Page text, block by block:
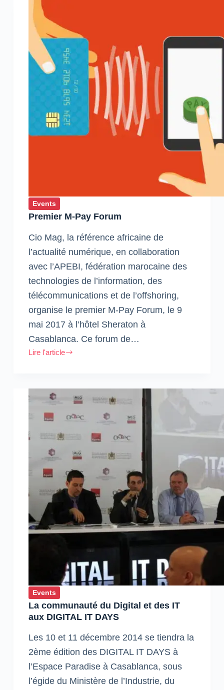
2ème
édition
AITEX
Events
Premier M-Pay Forum
Cio Mag, la référence africaine de
l’actualité numérique, en collaboration
avec l’APEBI, fédération marocaine des
technologies de l’information, des
télécommunications et de l’offshoring,
organise le premier M-Pay Forum, le 9
mai 2017 à l’hôtel Sheraton à
Casablanca. Ce forum de…
Lire l'article
Premier
Events
La communauté du Digital et des IT
aux DIGITAL IT DAYS
Les 10 et 11 décembre 2014 se tiendra la
2ème édition des DIGITAL IT DAYS à
l’Espace Paradise à Casablanca, sous
l’égide du Ministère de l’Industrie, du